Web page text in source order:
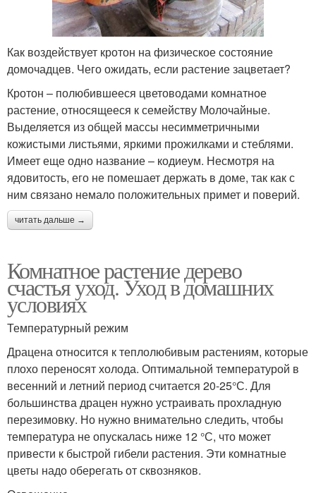
Как воздействует кротон на физическое состояние
домочадцев. Чего ожидать, если растение зацветает?
Кротон – полюбившееся цветоводами комнатное
растение, относящееся к семейству Молочайные.
Выделяется из общей массы несимметричными
кожистыми листьями, яркими прожилками и стеблями.
Имеет еще одно название – кодиеум. Несмотря на
ядовитость, его не помешает держать в доме, так как с
ним связано немало положительных примет и поверий.
читать дальше →
Комнатное растение дерево
счастья уход. Уход в домашних
условиях
Температурный режим
Драцена относится к теплолюбивым растениям, которые
плохо переносят холода. Оптимальной температурой в
весенний и летний период считается 20-25°С. Для
большинства драцен нужно устраивать прохладную
перезимовку. Но нужно внимательно следить, чтобы
температура не опускалась ниже 12 °С, что может
привести к быстрой гибели растения. Эти комнатные
цветы надо оберегать от сквозняков.